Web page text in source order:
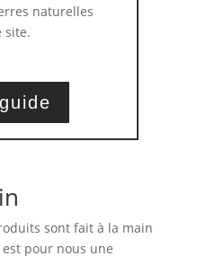
naturelles
site.
sont fait à la main
pour nous une